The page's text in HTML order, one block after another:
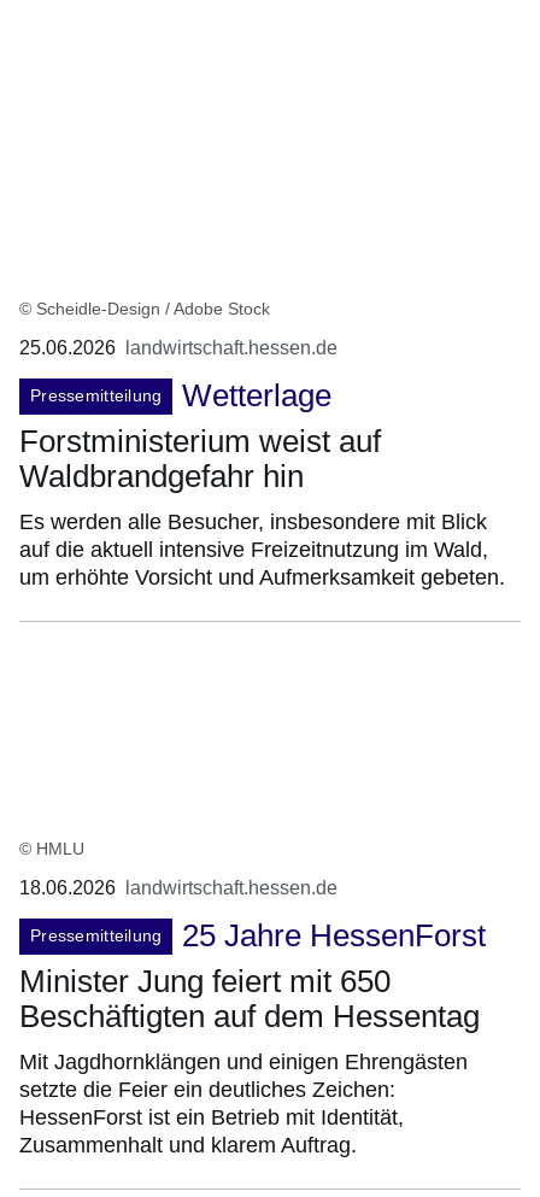
© Scheidle-Design / Adobe Stock
25.06.2026 landwirtschaft.hessen.de
Pressemitteilung
Wetterlage
Forstministerium weist auf
Waldbrandgefahr hin
Es werden alle Besucher, insbesondere mit Blick
auf die aktuell intensive Freizeitnutzung im Wald,
um erhöhte Vorsicht und Aufmerksamkeit gebeten.
© HMLU
18.06.2026 landwirtschaft.hessen.de
Pressemitteilung
25 Jahre HessenForst
Minister Jung feiert mit 650
Beschäftigten auf dem Hessentag
Mit Jagdhornklängen und einigen Ehrengästen
setzte die Feier ein deutliches Zeichen:
HessenForst ist ein Betrieb mit Identität,
Zusammenhalt und klarem Auftrag.